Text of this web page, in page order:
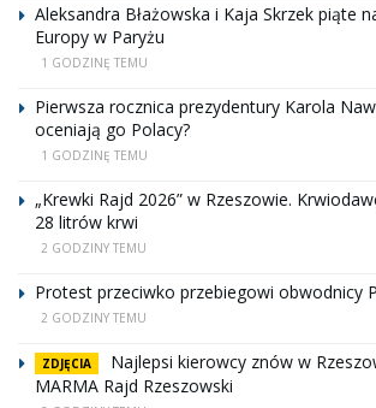
Aleksandra Błażowska i Kaja Skrzek piąte
Europy w Paryżu
1 GODZINĘ TEMU
Pierwsza rocznica prezydentury Karola
oceniają go Polacy?
1 GODZINĘ TEMU
„Krewki Rajd 2026” w Rzeszowie.
28 litrów krwi
2 GODZINY TEMU
Protest przeciwko przebiegowi obwodnicy
2 GODZINY TEMU
ZDJĘCIA
Najlepsi kierowcy znów w
MARMA Rajd Rzeszowski